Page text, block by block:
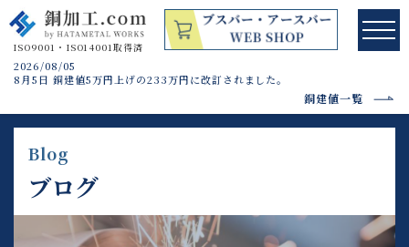
2026/08/05
8月5日 銅建値5万円上げの233万円に改訂されました。
銅建値一覧
Blog
ブログ